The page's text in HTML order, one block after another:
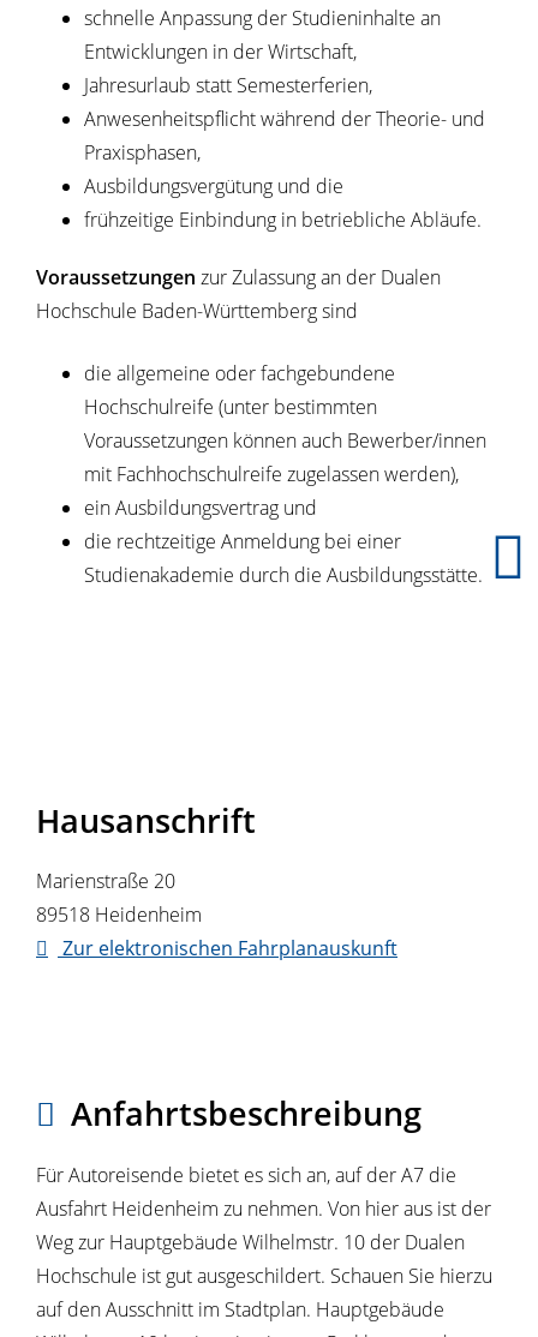
schnelle Anpassung der Studieninhalte an
Entwicklungen in der Wirtschaft,
Jahresurlaub statt Semesterferien,
Anwesenheitspflicht während der Theorie- und
Praxisphasen,
Ausbildungsvergütung und die
frühzeitige Einbindung in betriebliche Abläufe.
Voraussetzungen zur Zulassung an der Dualen
Hochschule Baden-Württemberg sind
die allgemeine oder fachgebundene
Hochschulreife (unter bestimmten
Voraussetzungen können auch Bewerber/innen
mit Fachhochschulreife zugelassen werden),
ein Ausbildungsvertrag und
die rechtzeitige Anmeldung bei einer
Studienakademie durch die Ausbildungsstätte.
Hausanschrift
Marienstraße 20
89518 Heidenheim
Zur elektronischen Fahrplanauskunft
Anfahrtsbeschreibung
Für Autoreisende bietet es sich an, auf der A7 die
Ausfahrt Heidenheim zu nehmen. Von hier aus ist der
Weg zur Hauptgebäude Wilhelmstr. 10 der Dualen
Hochschule ist gut ausgeschildert. Schauen Sie hierzu
auf den Ausschnitt im Stadtplan. Hauptgebäude